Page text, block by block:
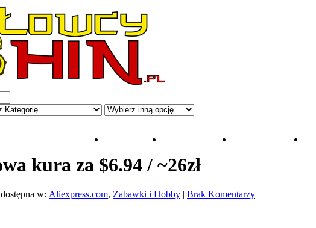
Kupony do Aliexpress » » »
kura za $6.94 / ~26zł
w: Aliexpress.com, Zabawki i Hobby | Brak Komentarzy